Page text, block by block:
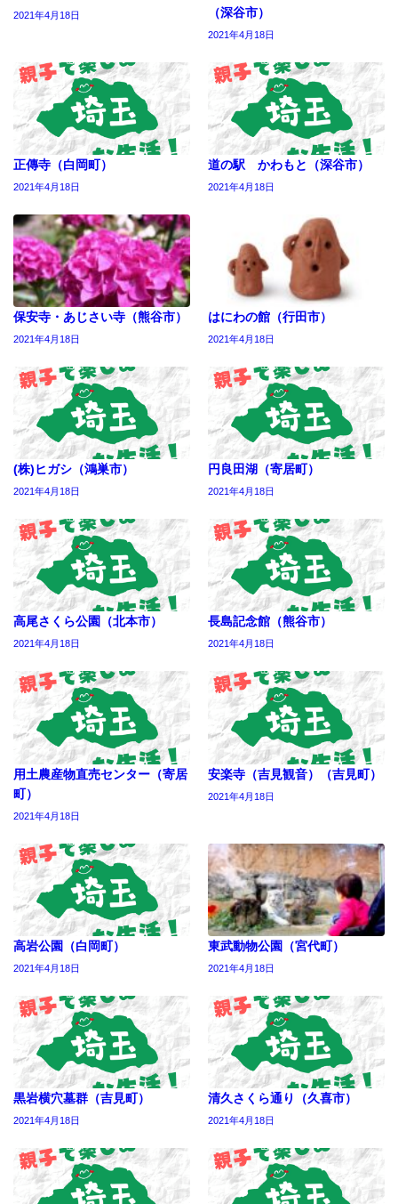
2021年4月18日
（深谷市）
2021年4月18日
正傳寺（白岡町）
2021年4月18日
道の駅 かわもと（深谷市）
2021年4月18日
保安寺・あじさい寺（熊谷市）
2021年4月18日
はにわの館（行田市）
2021年4月18日
(株)ヒガシ（鴻巣市）
2021年4月18日
円良田湖（寄居町）
2021年4月18日
高尾さくら公園（北本市）
2021年4月18日
長島記念館（熊谷市）
2021年4月18日
用土農産物直売センター（寄居
町）
2021年4月18日
安楽寺（吉見観音）（吉見町）
2021年4月18日
高岩公園（白岡町）
2021年4月18日
東武動物公園（宮代町）
2021年4月18日
黒岩横穴墓群（吉見町）
2021年4月18日
清久さくら通り（久喜市）
2021年4月18日